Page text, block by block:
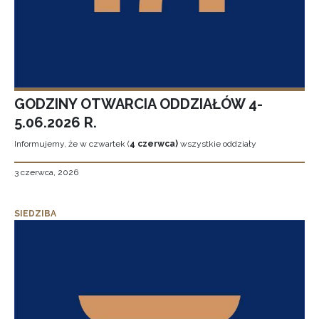
GODZINY OTWARCIA ODDZIAŁÓW 4-
5.06.2026 R.
Informujemy, że w czwartek (4 czerwca) wszystkie oddziały
3 czerwca, 2026
SIEDZIBA